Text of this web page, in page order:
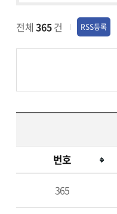
전체 365건 RSS등록
번호
365